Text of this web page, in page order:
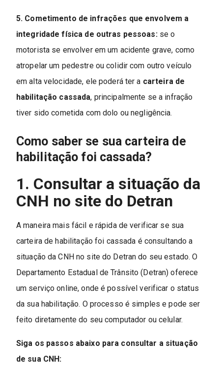
5. Cometimento de infrações que envolvem a
integridade física de outras pessoas:se o
motorista se envolver em um acidente grave, como
atropelar um pedestre ou colidir com outro veículo
em alta velocidade, ele poderá ter a carteira de
habilitação cassada, principalmente se a infração
tiver sido cometida com dolo ou negligência.
Como saber se sua carteira de
habilitação foi cassada?
1. Consultar a situação da
CNH no site do Detran
A maneira mais fácil e rápida de verificar se sua
carteira de habilitação foi cassada é consultando a
situação da CNH no site do Detran do seu estado. O
Departamento Estadual de Trânsito (Detran) oferece
um serviço online, onde é possível verificar o status
da sua habilitação. O processo é simples e pode ser
feito diretamente do seu computador ou celular.
Siga os passos abaixo para consultar a situação
de sua CNH: